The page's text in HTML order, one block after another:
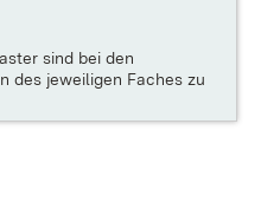
sind bei den
des jeweiligen Faches zu